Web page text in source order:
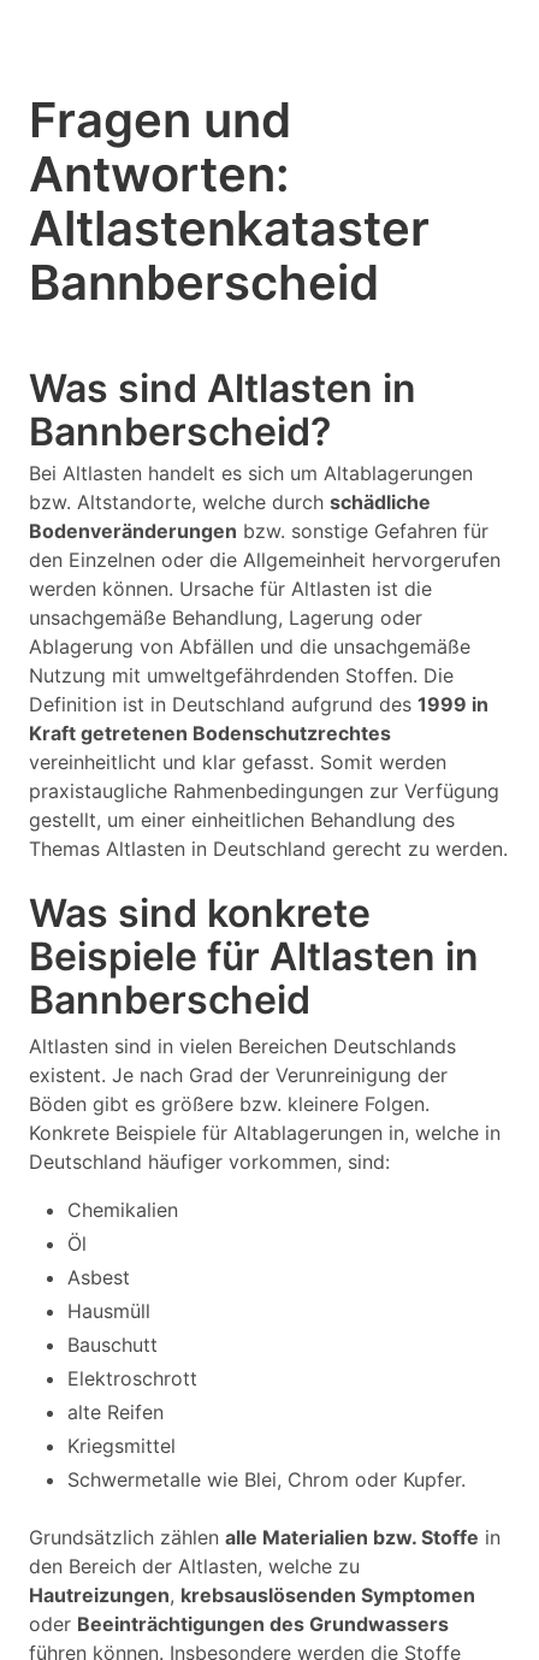
Fragen und
Antworten:
Altlastenkataster
Bannberscheid
Was sind Altlasten in
Bannberscheid?
Bei Altlasten handelt es sich um Altablagerungen
bzw. Altstandorte, welche durch schädliche
Bodenveränderungen bzw. sonstige Gefahren für
den Einzelnen oder die Allgemeinheit hervorgerufen
werden können. Ursache für Altlasten ist die
unsachgemäße Behandlung, Lagerung oder
Ablagerung von Abfällen und die unsachgemäße
Nutzung mit umweltgefährdenden Stoffen. Die
Definition ist in Deutschland aufgrund des 1999 in
Kraft getretenen Bodenschutzrechtes
vereinheitlicht und klar gefasst. Somit werden
praxistaugliche Rahmenbedingungen zur Verfügung
gestellt, um einer einheitlichen Behandlung des
Themas Altlasten in Deutschland gerecht zu werden.
Was sind konkrete
Beispiele für Altlasten in
Bannberscheid
Altlasten sind in vielen Bereichen Deutschlands
existent. Je nach Grad der Verunreinigung der
Böden gibt es größere bzw. kleinere Folgen.
Konkrete Beispiele für Altablagerungen in, welche in
Deutschland häufiger vorkommen, sind:
Chemikalien
Öl
Asbest
Hausmüll
Bauschutt
Elektroschrott
alte Reifen
Kriegsmittel
Schwermetalle wie Blei, Chrom oder Kupfer.
Grundsätzlich zählen alle Materialien bzw. Stoffe in
den Bereich der Altlasten, welche zu
Hautreizungen, krebsauslösenden Symptomen
oder Beeinträchtigungen des Grundwassers
führen können. Insbesondere werden die Stoffe